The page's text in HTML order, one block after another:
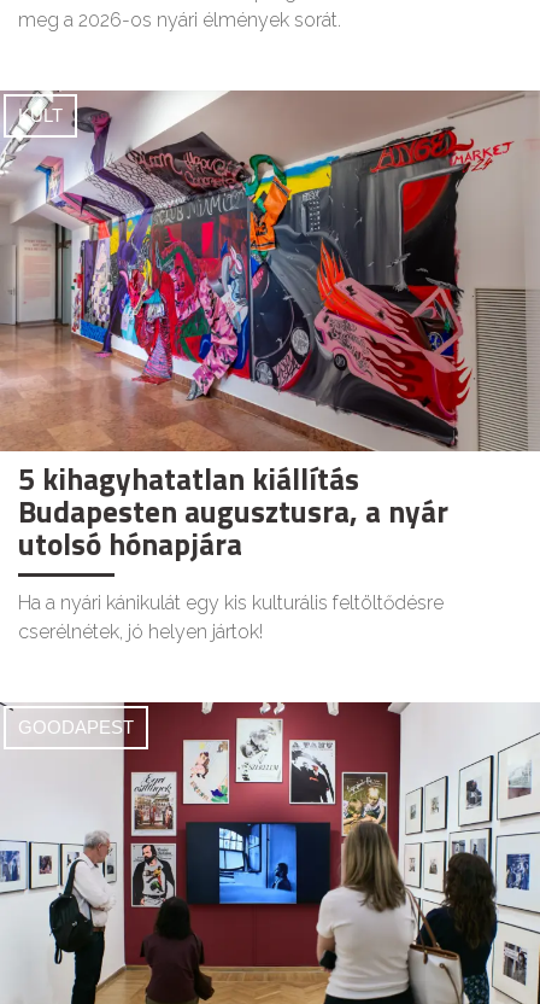
meg a 2026-os nyári élmények sorát.
KULT
5 kihagyhatatlan kiállítás
Budapesten augusztusra, a nyár
utolsó hónapjára
Ha a nyári kánikulát egy kis kulturális feltöltődésre
cserélnétek, jó helyen jártok!
GOODAPEST